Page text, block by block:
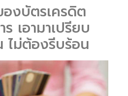
องบัตรเครดิต
เอามาเปรียบ
ไม่ต้องรีบร้อน